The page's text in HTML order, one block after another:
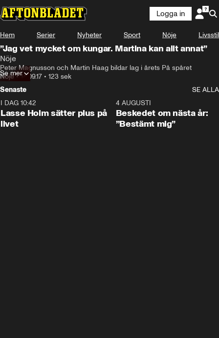
Logga in
Hem Serier Nyheter Sport Nöje Livsstil
”Jag vet mycket om kungar. Martina kan allt annat”
Nöje
Peter Magnusson och Martin Haag bildar lag i årets På spåret
Nöje•14.09.17 • 123 sek
Se mer
Senaste
SE ALLA
I DAG 10:42
Lasse Holm sätter plus på
livet
4 AUGUSTI
Beskedet om nästa år:
”Bestämt mig”